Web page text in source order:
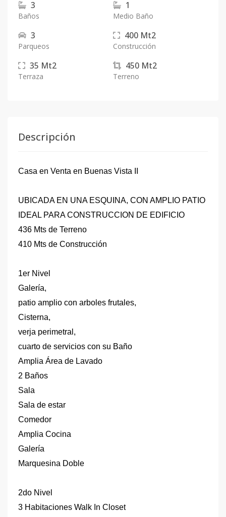
3
Baños
1
Medio Baño
3
Parqueos
400 Mt2
Construcción
35 Mt2
Terraza
450 Mt2
Terreno
Descripción
Casa en Venta en Buenas Vista II
UBICADA EN UNA ESQUINA, CON AMPLIO PATIO
IDEAL PARA CONSTRUCCION DE EDIFICIO
436 Mts de Terreno
410 Mts de Construcción
1er Nivel
Galería,
patio amplio con arboles frutales,
Cisterna,
verja perimetral,
cuarto de servicios con su Baño
Amplia Área de Lavado
2 Baños
Sala
Sala de estar
Comedor
Amplia Cocina
Galería
Marquesina Doble
2do Nivel
3 Habitaciones Walk In Closet